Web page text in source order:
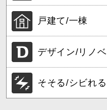
戸建て/一棟
デザイン/リノベ
そそる/シビれる